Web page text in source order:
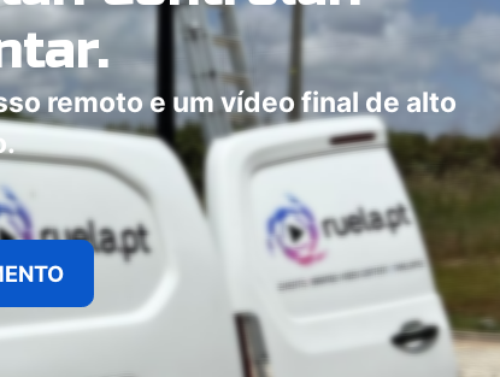
remoto e um vídeo final de alto